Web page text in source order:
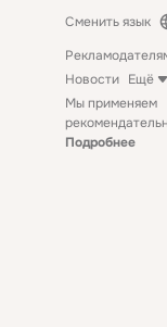
Сменить язык
Новости Ещё
Мы применяем
Подробнее